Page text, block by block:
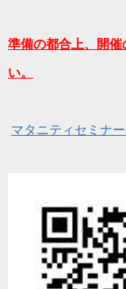
準備の都合上、開
い。
マタニティセミナ